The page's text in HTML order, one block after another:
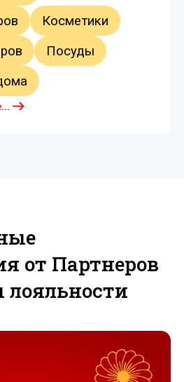
Косметики
Посуды
от Партнеров